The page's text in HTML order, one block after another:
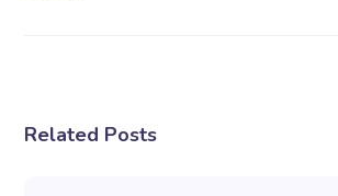
Related Posts